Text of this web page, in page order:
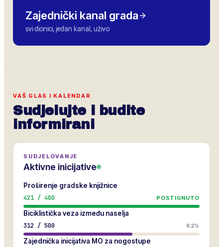
Zajednički kanal grada
svi dionici, jedan kanal, uživo
VAŠ GLAS I KALENDAR
Sudjelujte i budite
informirani
SUDJELOVANJE
Aktivne inicijative
Proširenje gradske knjižnice
421 / 400 POSTIGNUTO
Biciklistička veza između naselja
312 / 500 62%
Zajednička inicijativa MO za nogostupe